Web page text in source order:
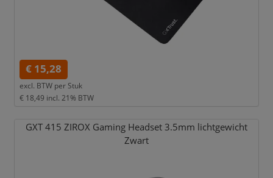
€ 15,28
excl. BTW per Stuk
€ 18,49 incl. 21% BTW
GXT 415 ZIROX Gaming Headset 3.5mm lichtgewicht
Zwart